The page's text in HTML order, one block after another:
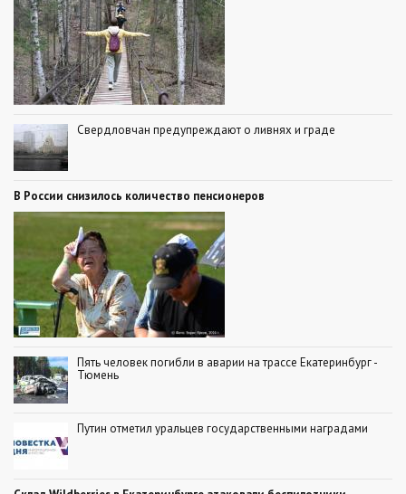
Свердловчан предупреждают о ливнях и граде
В России снизилось количество пенсионеров
Пять человек погибли в аварии на трассе Екатеринбург -
Тюмень
Путин отметил уральцев государственными наградами